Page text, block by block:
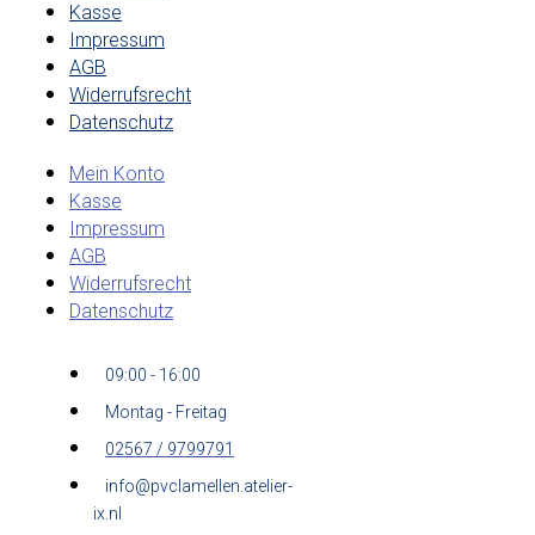
Kasse
Impressum
AGB
Widerrufsrecht
Datenschutz
Mein Konto
Kasse
Impressum
AGB
Widerrufsrecht
Datenschutz
09:00 - 16:00
Montag - Freitag
02567 / 9799791
info@pvclamellen.atelier-
ix.nl